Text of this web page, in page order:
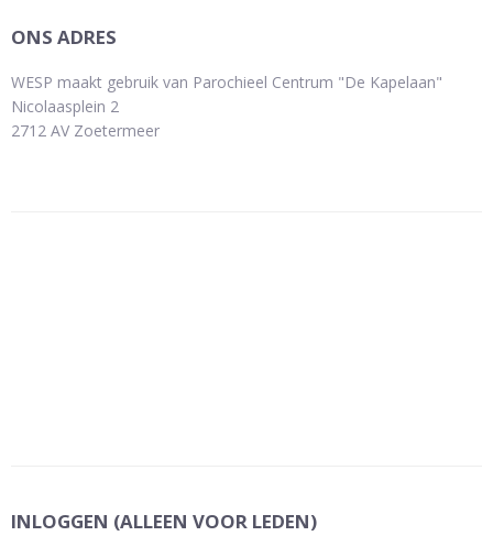
ONS ADRES
WESP maakt gebruik van Parochieel Centrum "De Kapelaan"
Nicolaasplein 2
2712 AV Zoetermeer
INLOGGEN (ALLEEN VOOR LEDEN)